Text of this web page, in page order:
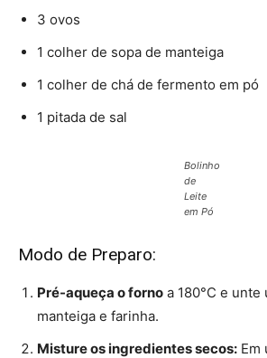
3 ovos
1 colher de sopa de manteiga
1 colher de chá de fermento em pó
1 pitada de sal
Bolinho
de
Leite
em Pó
Modo de Preparo:
Pré-aqueça o forno a 180°C e unte
manteiga e farinha.
Misture os ingredientes secos: Em